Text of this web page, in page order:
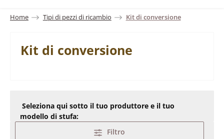
Home Tipi di pezzi di ricambio Kit di conversione
Kit di conversione
Seleziona qui sotto il tuo produttore e il tuo
modello di stufa:
Filtro